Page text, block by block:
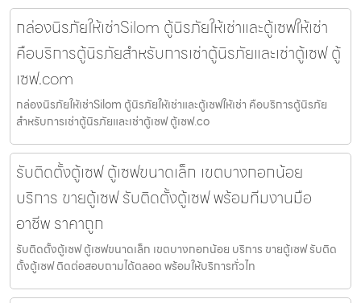
กล่องนิรภัยให้เช่าSilom ตู้นิรภัยให้เช่าและตู้เซฟให้เช่า
คือบริการตู้นิรภัยสำหรับการเช่าตู้นิรภัยและเช่าตู้เซฟ ตู้
เซฟ.com
กล่องนิรภัยให้เช่าSilom ตู้นิรภัยให้เช่าและตู้เซฟให้เช่า คือบริการตู้นิรภัย
สำหรับการเช่าตู้นิรภัยและเช่าตู้เซฟ ตู้เซฟ.co
รับติดตั้งตู้เซฟ ตู้เซฟขนาดเล็ก เขตบางกอกน้อย
บริการ ขายตู้เซฟ รับติดตั้งตู้เซฟ พร้อมทีมงานมือ
อาชีพ ราคาถูก
รับติดตั้งตู้เซฟ ตู้เซฟขนาดเล็ก เขตบางกอกน้อย บริการ ขายตู้เซฟ รับติด
ตั้งตู้เซฟ ติดต่อสอบถามได้ตลอด พร้อมให้บริการทั่วไท